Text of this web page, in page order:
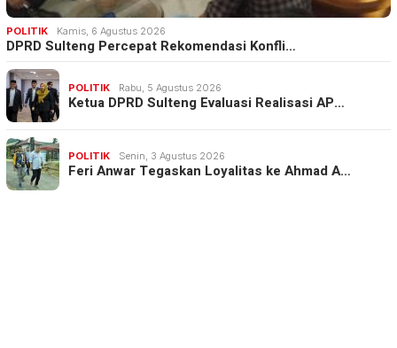
POLITIK Kamis, 6 Agustus 2026
DPRD Sulteng Percepat Rekomendasi Konfli…
POLITIK Rabu, 5 Agustus 2026
Ketua DPRD Sulteng Evaluasi Realisasi AP…
POLITIK Senin, 3 Agustus 2026
Feri Anwar Tegaskan Loyalitas ke Ahmad A…